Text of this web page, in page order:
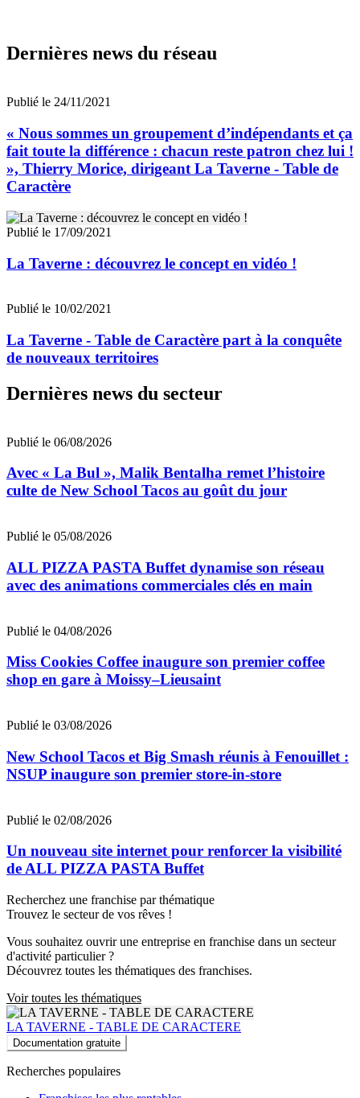
Dernières news du réseau
Publié le 24/11/2021
« Nous sommes un groupement d’indépendants et ça
fait toute la différence : chacun reste patron chez lui !
», Thierry Morice, dirigeant La Taverne - Table de
Caractère
Publié le 17/09/2021
La Taverne : découvrez le concept en vidéo !
Publié le 10/02/2021
La Taverne - Table de Caractère part à la conquête
de nouveaux territoires
Dernières news du secteur
Publié le 06/08/2026
Avec « La Bul », Malik Bentalha remet l’histoire
culte de New School Tacos au goût du jour
Publié le 05/08/2026
ALL PIZZA PASTA Buffet dynamise son réseau
avec des animations commerciales clés en main
Publié le 04/08/2026
Miss Cookies Coffee inaugure son premier coffee
shop en gare à Moissy–Lieusaint
Publié le 03/08/2026
New School Tacos et Big Smash réunis à Fenouillet :
NSUP inaugure son premier store-in-store
Publié le 02/08/2026
Un nouveau site internet pour renforcer la visibilité
de ALL PIZZA PASTA Buffet
Recherchez une franchise par thématique
Trouvez le secteur de vos rêves !
Vous souhaitez ouvrir une entreprise en franchise dans un secteur
d'activité particulier ?
Découvrez toutes les thématiques des franchises.
Voir toutes les thématiques
LA TAVERNE - TABLE DE CARACTERE
Documentation gratuite
Recherches populaires